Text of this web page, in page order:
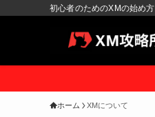
初心者のためのXMの始め方
ホーム XMについて